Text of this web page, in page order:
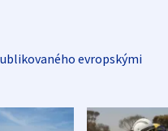
evropskými